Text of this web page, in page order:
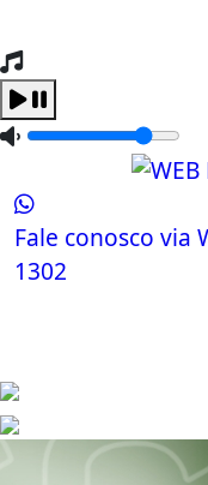
Fale conosco via
1302